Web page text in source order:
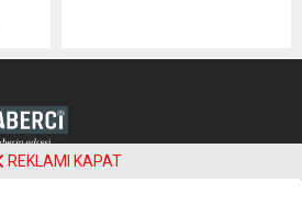
REKLAMI KAPAT